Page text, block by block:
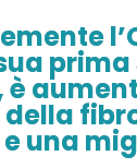
della
una